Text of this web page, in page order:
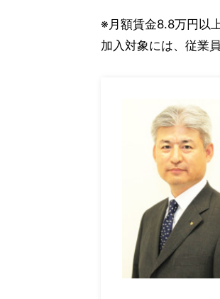
※月額賃金8.8万円以
加入対象には、従業